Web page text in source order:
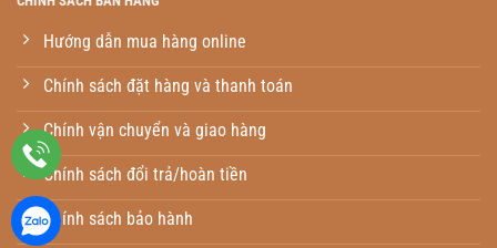
Hướng dẫn mua hàng online
Chính sách đặt hàng và thanh toán
Chính vận chuyển và giao hàng
Chính sách đổi trả/hoàn tiền
Chính sách bảo hành